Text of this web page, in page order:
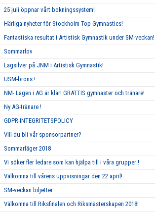
25 juli öppnar vårt bokningssystem!
Härliga nyheter för Stockholm Top Gymnastics!
Fantastiska resultat i Artistisk Gymnastik under SM-veckan!
Sommarlov
Lagsilver på JNM i Artistisk Gymnastik!
USM-brons !
NM- Lagen i AG är klar! GRATTIS gymnaster och tränare!
Ny AG-tränare !
GDPR-INTEGRITETSPOLICY
Vill du bli vår sponsorpartner?
Sommarläger 2018
Vi söker fler ledare som kan hjälpa till i våra grupper !
Välkomna till vårens uppvisningar den 22 april!
SM-veckan biljetter
Välkomna till Riksfinalen och Riksmästerskapen 2018!